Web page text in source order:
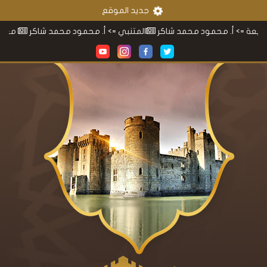
جديد الموقع
معجم المتنبي => أ. محمود محمد شاكر أ. محمود محمد شاكر